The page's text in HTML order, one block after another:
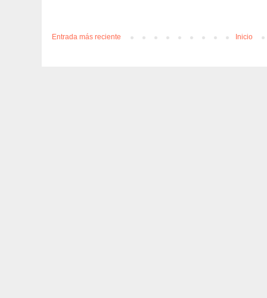
Entrada más reciente Inicio